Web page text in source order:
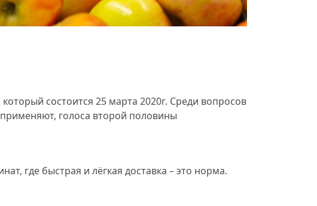
который состоится 25 марта 2020г. Среди вопросов
голоса второй половины
где быстрая и лёгкая доставка – это норма.